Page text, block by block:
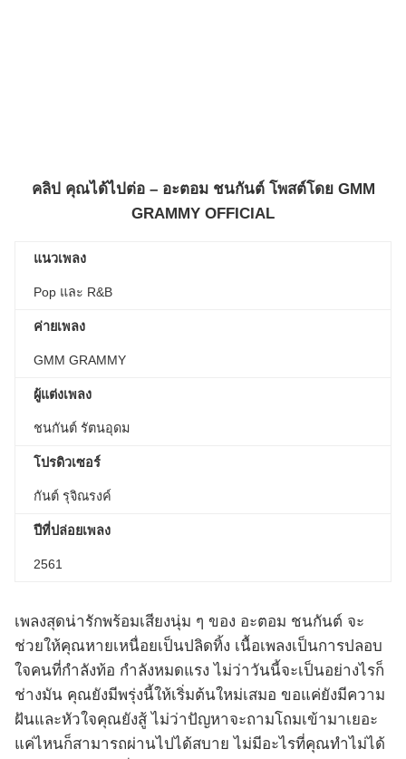
คลิป คุณได้ไปต่อ – อะตอม ชนกันต์ โพสต์โดย GMM
GRAMMY OFFICIAL
แนวเพลง
Pop และ R&B
ค่ายเพลง
GMM GRAMMY
ผู้แต่งเพลง
ชนกันต์ รัตนอุดม
โปรดิวเซอร์
กันต์ รุจิณรงค์
ปีที่ปล่อยเพลง
2561
เพลงสุดน่ารักพร้อมเสียงนุ่ม ๆ ของ อะตอม ชนกันต์ จะ
ช่วยให้คุณหายเหนื่อยเป็นปลิดทิ้ง เนื้อเพลงเป็นการปลอบ
ใจคนที่กำลังท้อ กำลังหมดแรง ไม่ว่าวันนี้จะเป็นอย่างไรก็
ช่างมัน คุณยังมีพรุ่งนี้ให้เริ่มต้นใหม่เสมอ ขอแค่ยังมีความ
ฝันและหัวใจคุณยังสู้ ไม่ว่าปัญหาจะถามโถมเข้ามาเยอะ
แค่ไหนก็สามารถผ่านไปได้สบาย ไม่มีอะไรที่คุณทำไม่ได้